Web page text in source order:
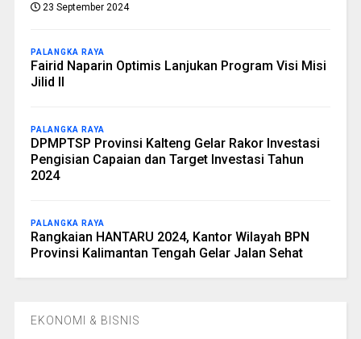
23 September 2024
PALANGKA RAYA
Fairid Naparin Optimis Lanjukan Program Visi Misi
Jilid II
PALANGKA RAYA
DPMPTSP Provinsi Kalteng Gelar Rakor Investasi
Pengisian Capaian dan Target Investasi Tahun
2024
PALANGKA RAYA
Rangkaian HANTARU 2024, Kantor Wilayah BPN
Provinsi Kalimantan Tengah Gelar Jalan Sehat
EKONOMI & BISNIS